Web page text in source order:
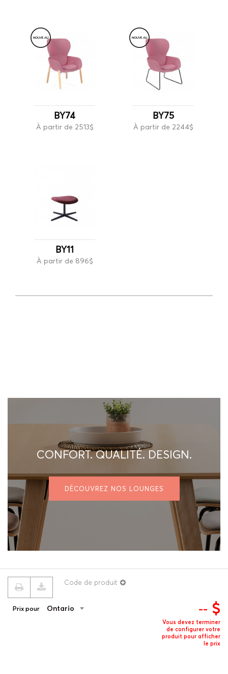
NOUVEAU
BY74
À partir de 2513$
NOUVEAU
BY75
À partir de 2244$
BY11
À partir de 896$
CONFORT. QUALITÉ. DESIGN.
DÉCOUVREZ NOS LOUNGES
Politique de confidentialité
Code de produit
Prix pour Ontario -- $
Vous devez terminer
de configurer votre
produit pour afficher
le prix